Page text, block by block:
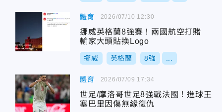
體育
挪威英格蘭8強賽！兩國航空打賭
輸家大頭貼換Logo
挪威 英格蘭 8強
2026/07/10 12:30
體育
世足/摩洛哥世足8強戰法國！進球王
塞巴里因傷無緣復仇
2026/07/09 17:34